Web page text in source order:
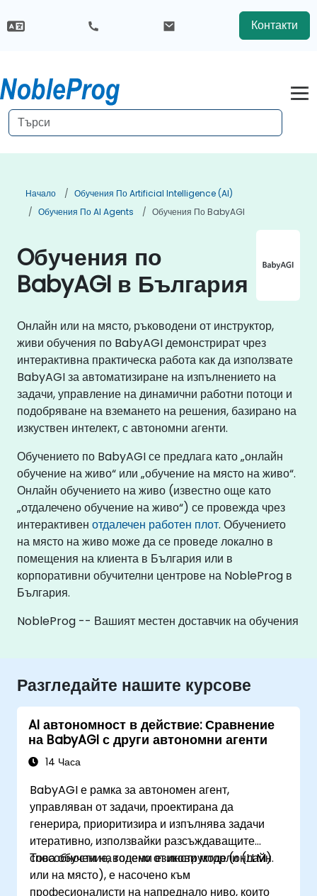
Контакти
Начало
Обучения По Artificial Intelligence (AI)
Обучения По AI Agents
Обучения По BabyAGI
Oбучения по
BabyAGI в България
Онлайн или на място, ръководени от инструктор,
живи обучения по BabyAGI демонстрират чрез
интерактивна практическа работа как да използвате
BabyAGI за автоматизиране на изпълнението на
задачи, управление на динамични работни потоци и
подобряване на вземането на решения, базирано на
изкуствен интелект, с автономни агенти.
Обучението по BabyAGI се предлага като „онлайн
обучение на живо“ или „обучение на място на живо“.
Онлайн обучението на живо (известно още като
„отдалечено обучение на живо“) се провежда чрез
интерактивен отдалечен работен плот. Обучението
на място на живо може да се проведе локално в
помещения на клиента в България или в
корпоративни обучителни центрове на NobleProg в
България.
NobleProg -- Вашият местен доставчик на обучения
Разгледайте нашите курсове
AI автономност в действие: Сравнение
на BabyAGI с други автономни агенти
14 Часа
BabyAGI е рамка за автономен агент,
управляван от задачи, проектирана да
генерира, приоритизира и изпълнява задачи
итеративно, използвайки разсъждаващите
способности на големи езикови модели (LLM).
Това обучение, водено от инструктор (онлайн
или на място), е насочено към
професионалисти на напреднало ниво, които